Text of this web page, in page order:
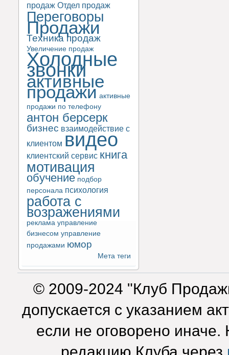
продаж Отдел продаж
Переговоры
Продажи
Техника продаж
Увеличение продаж
Холодные
звонки
активные
продажи активные
продажи по телефону
антон берсерк
бизнес взаимодействие с
клиентом видео
клиентский сервис книга
мотивация
обучение подбор
персонала психология
работа с
возражениями
реклама управление
бизнесом управление
продажами юмор
Мета теги
© 2009-2024 "Клуб
допускается с указанием
если не оговорено